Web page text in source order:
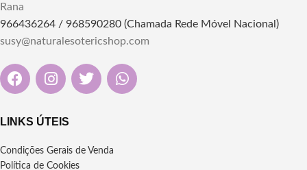
Kit de Limpeza Selenita e Cristal
eleva a energia. Ideal para rituais,
Adquira o seu em nossa loja.
mental, paz interior e conexão
Rana
966436264 / 968590280 (Chamada Rede Móvel Nacional)
susy@naturalesotericshop.com
LINKS ÚTEIS
Condições Gerais de Venda
Política de Cookies